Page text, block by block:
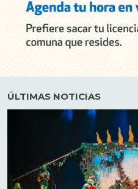
ÚLTIMAS NOTICIAS